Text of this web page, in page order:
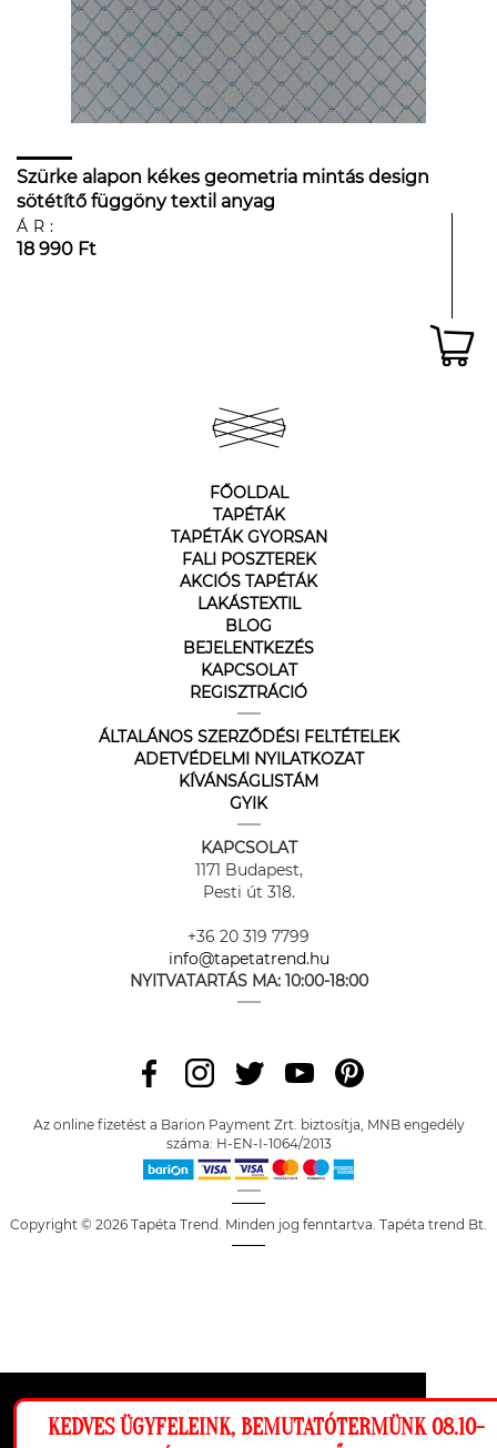
Ez a weboldal cookie-kat használ, hogy a
Szürke alapon kékes geometria mintás design
sötétítő függöny textil anyag
ÁR:
18 990 Ft
FŐOLDAL
TAPÉTÁK
TAPÉTÁK GYORSAN
FALI POSZTEREK
AKCIÓS TAPÉTÁK
LAKÁSTEXTIL
BLOG
BEJELENTKEZÉS
KAPCSOLAT
REGISZTRÁCIÓ
ÁLTALÁNOS SZERZŐDÉSI FELTÉTELEK
ADETVÉDELMI NYILATKOZAT
KÍVÁNSÁGLISTÁM
GYIK
KAPCSOLAT
1171 Budapest,
Pesti út 318.
+36 20 319 7799
info@tapetatrend.hu
NYITVATARTÁS MA: 10:00-18:00
Az online fizetést a Barion Payment Zrt. biztosítja, MNB engedély
száma: H-EN-I-1064/2013
Copyright © 2026 Tapéta Trend. Minden jog fenntartva. Tapéta trend Bt.
KEDVES ÜGYFELEINK, BEMUTATÓTERMÜNK 08.10-